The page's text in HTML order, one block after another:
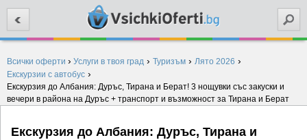
Всички оферти › Услуги в твоя град › Туризъм › Лято 2026 ›
Екскурзии с автобус ›
Екскурзия до Албания: Дуръс, Тирана и Берат! 3 нощувки със закуски и
вечери в района на Дуръс + транспорт и възможност за Тирана и Берат
Екскурзия до Албания: Дуръс, Тирана и